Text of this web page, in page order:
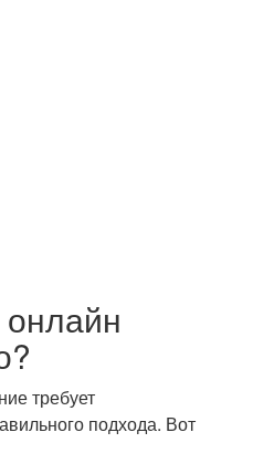
онлайн
требует
подхода. Вот